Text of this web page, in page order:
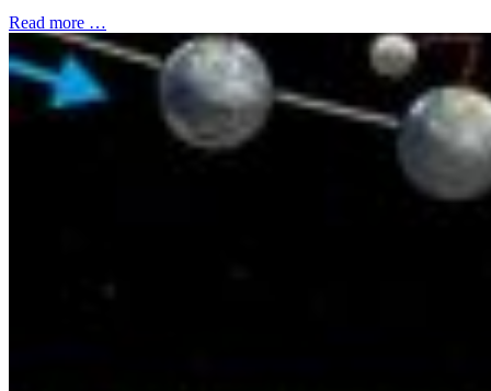
Read more …